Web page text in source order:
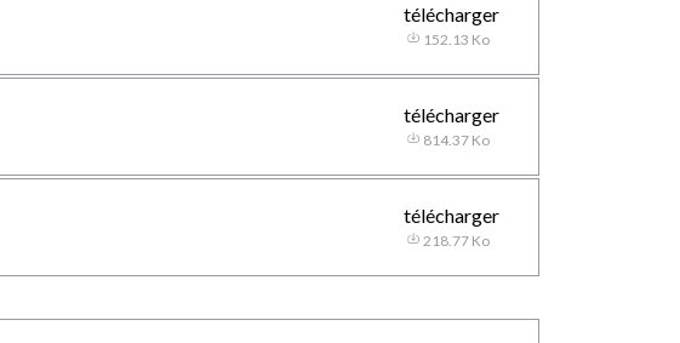
télécharger
152.13 Ko
télécharger
814.37 Ko
télécharger
218.77 Ko